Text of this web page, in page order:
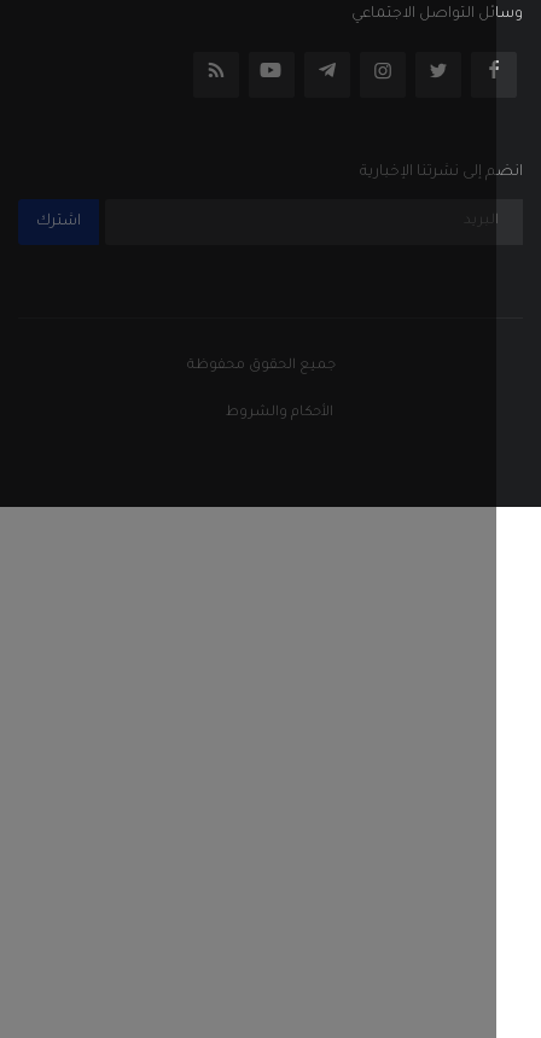
التواصل الاجتماعي
إلى نشرتنا الإخبارية
جميع الحقوق محفوظة
الأحكام والشروط